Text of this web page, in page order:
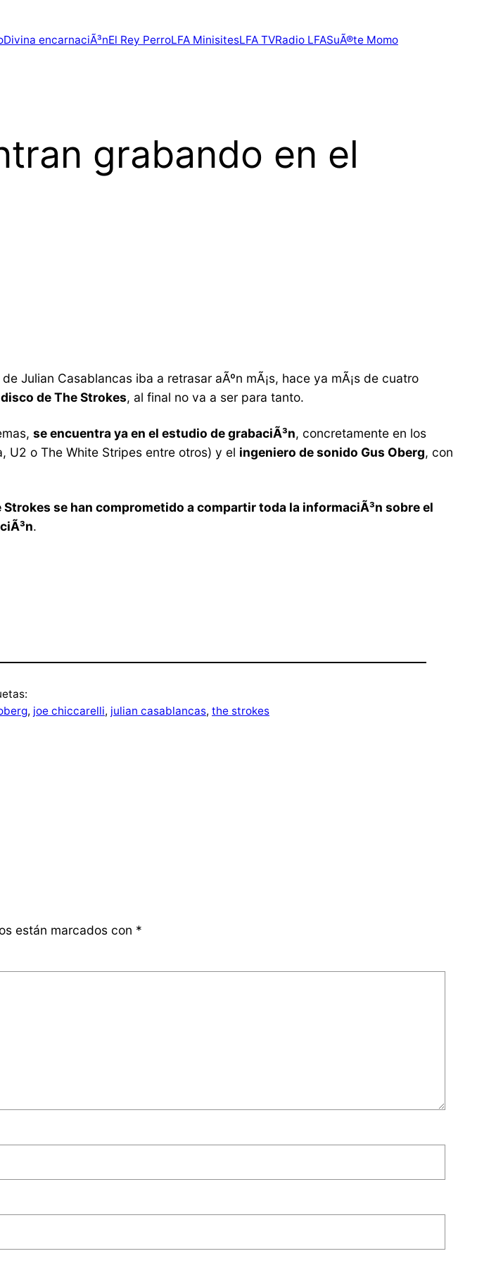
Divina encarnaciÃ³nEl Rey PerroLFA MinisitesLFA TVRadio LFASuÃ®te Momo
grabando en el
Julian Casablancas iba a retrasar aÃºn mÃ¡s, hace ya mÃ¡s de cuatro
de The Strokes, al final no va a ser para tanto.
se encuentra ya en el estudio de grabaciÃ³n, concretamente en los
U2 o The White Stripes entre otros) y el ingeniero de sonido Gus Oberg, con
Strokes se han comprometido a compartir toda la informaciÃ³n sobre el
.
, joe chiccarelli, julian casablancas, the strokes
están marcados con *